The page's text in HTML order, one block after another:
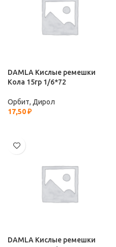
DAMLA Кислые ремешки
Кола 15гр 1/6*72
Орбит, Дирол
17,50₽
DAMLA Кислые ремешки